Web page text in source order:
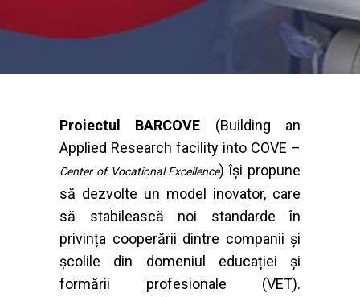
Proiectul BARCOVE (Building an
Applied Research facility into COVE –
Center of Vocational Excellence) își propune
să dezvolte un model inovator, care
să stabilească noi standarde în
privința cooperării dintre companii și
școlile din domeniul educației și
formării profesionale (VET).